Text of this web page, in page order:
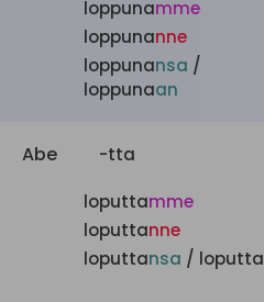
loppunamme
loppunanne
loppunansa /
loppunaan
Abe -tta
loputtamme
loputtanne
loputtansa / loputta